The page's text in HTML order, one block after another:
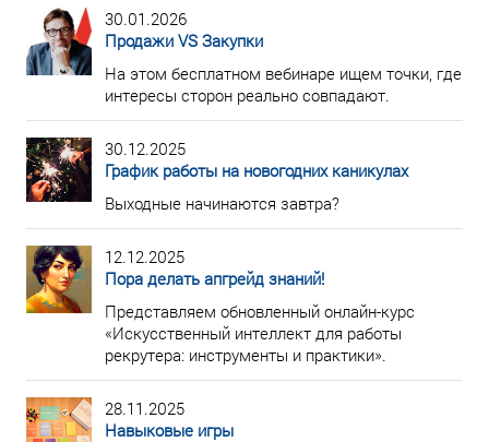
30.01.2026
Продажи VS Закупки
На этом бесплатном вебинаре ищем точки, где
интересы сторон реально совпадают.
30.12.2025
График работы на новогодних каникулах
Выходные начинаются завтра?
12.12.2025
Пора делать апгрейд знаний!
Представляем обновленный онлайн-курс
«Искусственный интеллект для работы
рекрутера: инструменты и практики».
28.11.2025
Навыковые игры